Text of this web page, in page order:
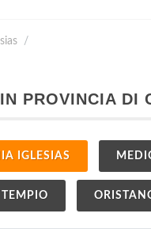
PROVINCIA DI
IGLESIAS